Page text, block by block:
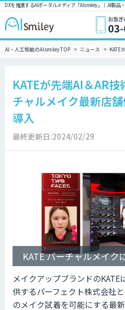
DXを推進するAIポータルメディア「AIsmiley」｜ AI製品
AI・人工知能のAIsmiley TOP ニュース KATE
KATEが先端AI＆AR
チャルメイク最新店
導入
最終更新日:2024/02/29
KATE バーチャルメイク
メイクアップブランドのKATE
供するパーフェクト株式会社
のメイク試着を可能にする最